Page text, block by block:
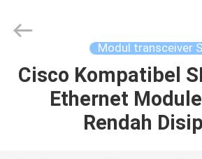
RUMAH
Technology
Co.,Ltd..
Modul transceiver
Cisco Kompatibel
Ethernet
Rendah